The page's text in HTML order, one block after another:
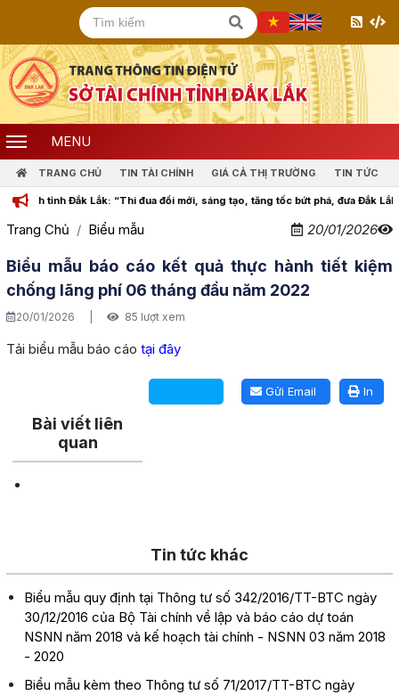
MENU
TRANG CHỦ TIN TÀI CHÍNH GIÁ CẢ THỊ TRƯỜNG TIN TỨC
tỉnh Đắk Lắk: “Thi đua đổi mới, sáng tạo, tăng tốc bứt phá, đưa Đắk Lắk cùng
Trang Chủ Biểu mẫu 20/01/2026
Biểu mẫu báo cáo kết quả thực hành tiết kiệm
chống lãng phí 06 tháng đầu năm 2022
20/01/2026 85 lượt xem
Tải biểu mẫu báo cáo tại đây
In
Gửi Email
Bài viết liên
quan
Tin tức khác
Biểu mẫu quy định tại Thông tư số 342/2016/TT-BTC ngày
30/12/2016 của Bộ Tài chính về lập và báo cáo dự toán
NSNN năm 2018 và kế hoạch tài chính - NSNN 03 năm 2018
- 2020
Biểu mẫu kèm theo Thông tư số 71/2017/TT-BTC ngày